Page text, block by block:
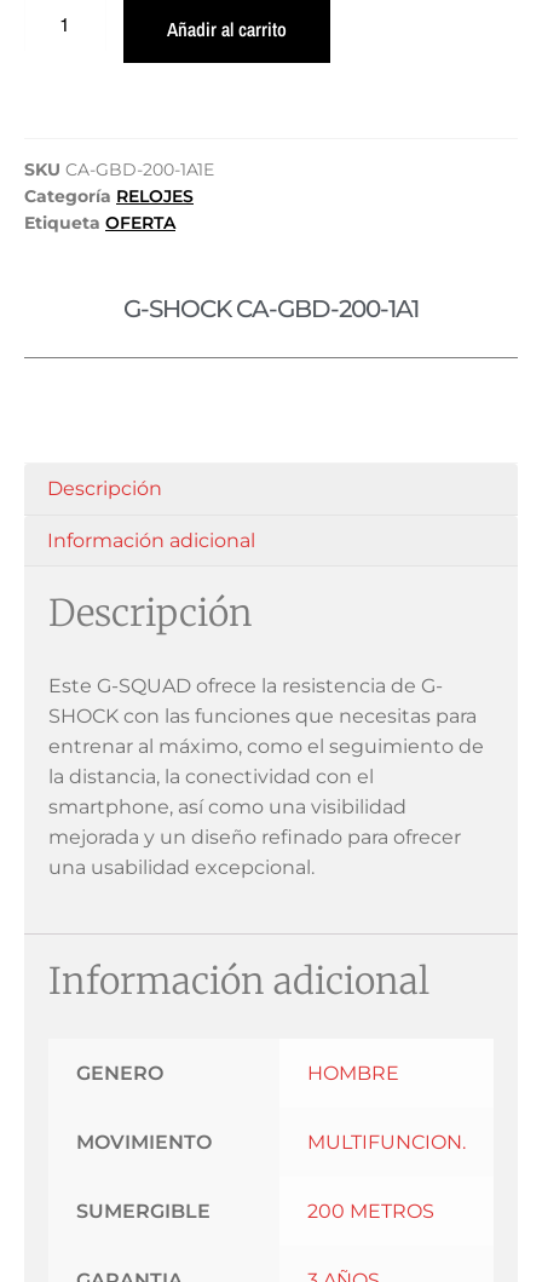
Añadir al carrito
SKU CA-GBD-200-1A1E
Categoría RELOJES
Etiqueta OFERTA
G-SHOCK CA-GBD-200-1A1
Descripción
Información adicional
Descripción
Este G-SQUAD ofrece la resistencia de G-
SHOCK con las funciones que necesitas para
entrenar al máximo, como el seguimiento de
la distancia, la conectividad con el
smartphone, así como una visibilidad
mejorada y un diseño refinado para ofrecer
una usabilidad excepcional.
Información adicional
GENERO HOMBRE
MOVIMIENTO MULTIFUNCION.
SUMERGIBLE 200 METROS